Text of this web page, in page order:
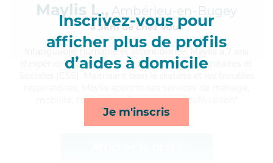
Inscrivez-vous pour
afficher plus de profils
d’aides à domicile
Je m'inscris
Maylis L., Ambérieu-en-Bugey
à 5km de chez Vous
, humaine et attentionnée, Maylis a 7 ans
d'expérience et possède un BEP Carrières Sanitaires et
mobilité, toilette/habillage et courses/livraison*